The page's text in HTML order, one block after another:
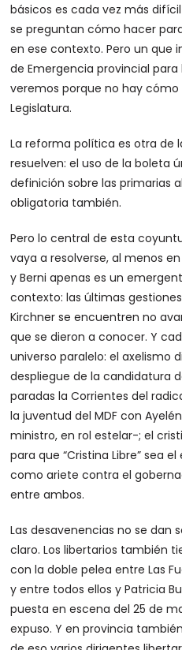
básicos es cada vez más
se preguntan cómo hacer
en ese contexto. Pero un que
de Emergencia provincial
veremos porque no hay
Legislatura.
La reforma política es otra de
resuelven: el uso de la boleta
definición sobre las primarias
obligatoria también.
Pero lo central de esta
vaya a resolverse, al menos
y Berni apenas es un
contexto: las últimas
Kirchner se encuentren no
que se dieron a conocer. Y
universo paralelo: el axelismo
despliegue de la candidatura
paradas la Corrientes del
la juventud del MDF con
ministro, en rol estelar-; el
para que “Cristina Libre” sea
como ariete contra el
entre ambos.
Las desavenencias no se dan
claro. Los libertarios también
con la doble pelea entre Las
y entre todos ellos y Patricia
puesta en escena del 25 de
expuso. Y en provincia